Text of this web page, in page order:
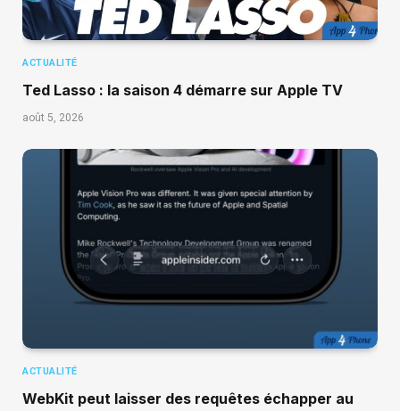
ACTUALITÉ
Ted Lasso : la saison 4 démarre sur Apple TV
août 5, 2026
ACTUALITÉ
WebKit peut laisser des requêtes échapper au